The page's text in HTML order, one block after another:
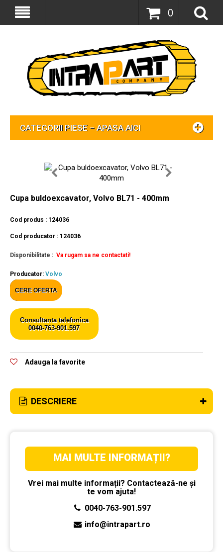
0
CATEGORII PIESE – APASA AICI
Cupa buldoexcavator, Volvo BL71 - 400mm
Cod produs : 124036
Cod producator : 124036
Disponibilitate : Va rugam sa ne contactati!
Producator: Volvo
CERE OFERTA
Consultanta telefonica
0040-763-901.597
Adauga la favorite
DESCRIERE
MAI MULTE INFORMAȚII?
Vrei mai multe informații? Contactează-ne și
te vom ajuta!
0040-763-901.597
info@intrapart.ro